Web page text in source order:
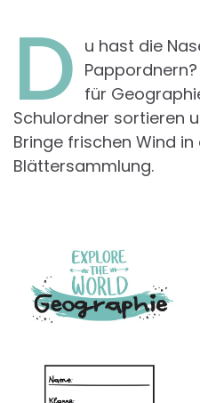
D u hast die
für
Schulordner sortieren
Bringe frischen Wind
Blättersammlung.